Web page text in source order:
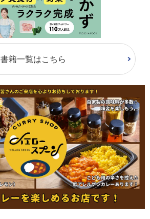
書籍一覧はこちら